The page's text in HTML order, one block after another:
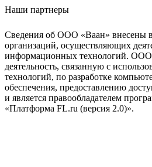
Наши партнеры
Сведения об ООО «Ваан» внесены
организаций, осуществляющих
информационных технологий. ООО
деятельность, связанную с
технологий, по разработке
обеспечения, предоставлению
и является правообладателем
«Платформа FL.ru (версия 2.0)».